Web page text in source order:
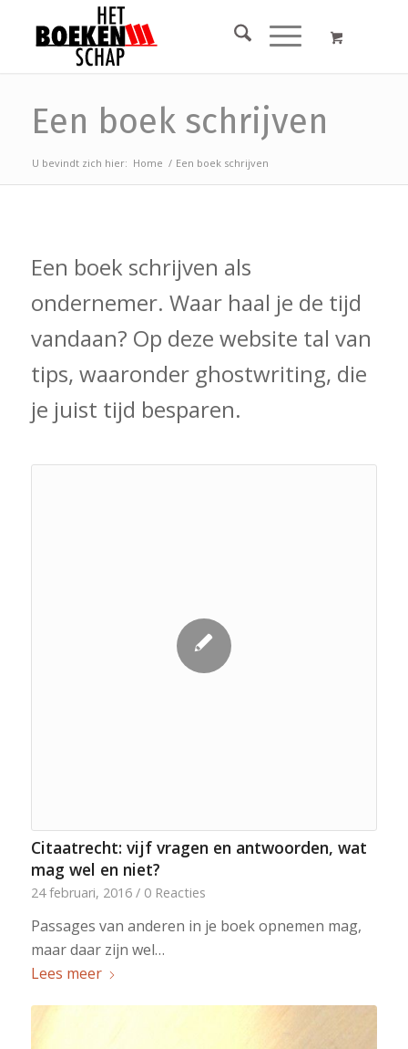
Een boek schrijven
U bevindt zich hier: Home / Een boek schrijven
Een boek schrijven als
ondernemer. Waar haal je de tijd
vandaan? Op deze website tal van
tips, waaronder ghostwriting, die
je juist tijd besparen.
Citaatrecht: vijf vragen en antwoorden, wat
mag wel en niet?
24 februari, 2016 / 0 Reacties
Passages van anderen in je boek opnemen mag,
maar daar zijn wel…
Lees meer